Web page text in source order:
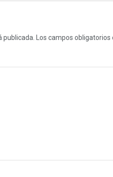
publicada. Los campos